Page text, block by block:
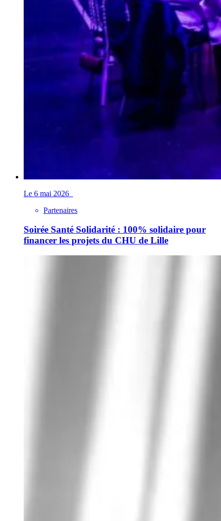
Le 6 mai 2026
Partenaires
Soirée Santé Solidarité : 100% solidaire pour
financer les projets du CHU de Lille